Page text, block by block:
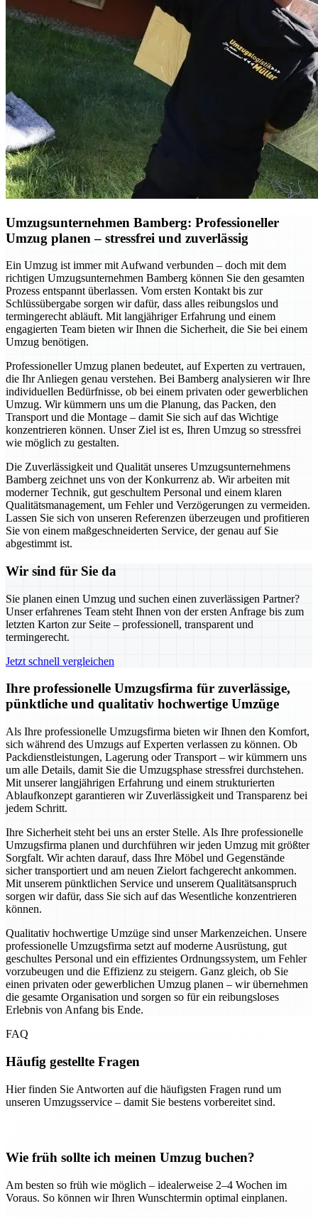
Umzugsunternehmen Bamberg: Professioneller
Umzug planen – stressfrei und zuverlässig
Ein Umzug ist immer mit Aufwand verbunden – doch mit dem
richtigen Umzugsunternehmen Bamberg können Sie den gesamten
Prozess entspannt überlassen. Vom ersten Kontakt bis zur
Schlüssübergabe sorgen wir dafür, dass alles reibungslos und
termingerecht abläuft. Mit langjähriger Erfahrung und einem
engagierten Team bieten wir Ihnen die Sicherheit, die Sie bei einem
Umzug benötigen.
Professioneller Umzug planen bedeutet, auf Experten zu vertrauen,
die Ihr Anliegen genau verstehen. Bei Bamberg analysieren wir Ihre
individuellen Bedürfnisse, ob bei einem privaten oder gewerblichen
Umzug. Wir kümmern uns um die Planung, das Packen, den
Transport und die Montage – damit Sie sich auf das Wichtige
konzentrieren können. Unser Ziel ist es, Ihren Umzug so stressfrei
wie möglich zu gestalten.
Die Zuverlässigkeit und Qualität unseres Umzugsunternehmens
Bamberg zeichnet uns von der Konkurrenz ab. Wir arbeiten mit
moderner Technik, gut geschultem Personal und einem klaren
Qualitätsmanagement, um Fehler und Verzögerungen zu vermeiden.
Lassen Sie sich von unseren Referenzen überzeugen und profitieren
Sie von einem maßgeschneiderten Service, der genau auf Sie
abgestimmt ist.
Wir sind für Sie da
Sie planen einen Umzug und suchen einen zuverlässigen Partner?
Unser erfahrenes Team steht Ihnen von der ersten Anfrage bis zum
letzten Karton zur Seite – professionell, transparent und
termingerecht.
Jetzt schnell vergleichen
Ihre professionelle Umzugsfirma für zuverlässige,
pünktliche und qualitativ hochwertige Umzüge
Als Ihre professionelle Umzugsfirma bieten wir Ihnen den Komfort,
sich während des Umzugs auf Experten verlassen zu können. Ob
Packdienstleistungen, Lagerung oder Transport – wir kümmern uns
um alle Details, damit Sie die Umzugsphase stressfrei durchstehen.
Mit unserer langjährigen Erfahrung und einem strukturierten
Ablaufkonzept garantieren wir Zuverlässigkeit und Transparenz bei
jedem Schritt.
Ihre Sicherheit steht bei uns an erster Stelle. Als Ihre professionelle
Umzugsfirma planen und durchführen wir jeden Umzug mit größter
Sorgfalt. Wir achten darauf, dass Ihre Möbel und Gegenstände
sicher transportiert und am neuen Zielort fachgerecht ankommen.
Mit unserem pünktlichen Service und unserem Qualitätsanspruch
sorgen wir dafür, dass Sie sich auf das Wesentliche konzentrieren
können.
Qualitativ hochwertige Umzüge sind unser Markenzeichen. Unsere
professionelle Umzugsfirma setzt auf moderne Ausrüstung, gut
geschultes Personal und ein effizientes Ordnungssystem, um Fehler
vorzubeugen und die Effizienz zu steigern. Ganz gleich, ob Sie
einen privaten oder gewerblichen Umzug planen – wir übernehmen
die gesamte Organisation und sorgen so für ein reibungsloses
Erlebnis von Anfang bis Ende.
FAQ
Häufig gestellte Fragen
Hier finden Sie Antworten auf die häufigsten Fragen rund um
unseren Umzugsservice – damit Sie bestens vorbereitet sind.
Wie früh sollte ich meinen Umzug buchen?
Am besten so früh wie möglich – idealerweise 2–4 Wochen im
Voraus. So können wir Ihren Wunschtermin optimal einplanen.